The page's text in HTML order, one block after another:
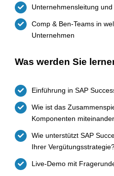
Unternehmensleitung und
Comp & Ben-Teams in
Unternehmen
Was werden Sie
Einführung in SAP
Wie ist das
Komponenten
Wie unterstützt SAP
Ihrer
Live-Demo mit